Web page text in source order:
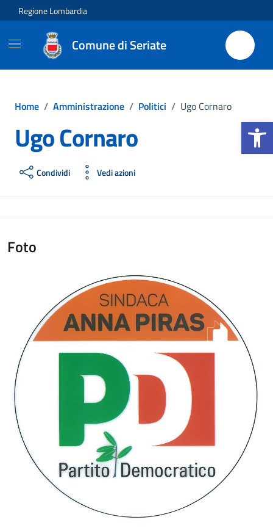
Apri la
Vai ai contenuti
Vai al footer
Regione Lombardia
Comune di Seriate
Home / Amministrazione / Politici / Ugo Cornaro
Ugo Cornaro
Condividi Vedi azioni
Foto